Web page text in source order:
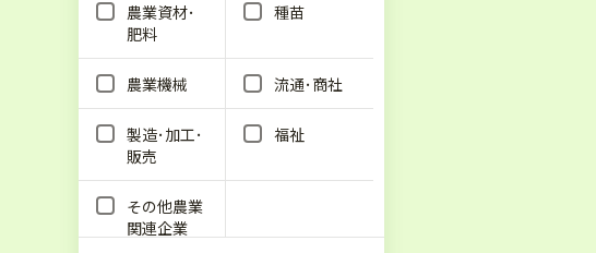
農業資材･
肥料
種苗
農業機械 流通･商社
製造･加工･
販売
福祉
その他農業
関連企業